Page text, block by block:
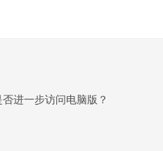
进一步访问电脑版？